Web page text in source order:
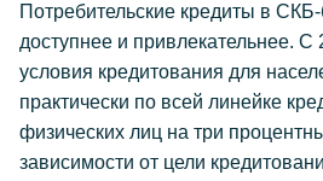
Потребительские кредиты в
доступнее и привлекательнее.
условия кредитования для
практически по всей линейке
физических лиц на три
зависимости от цели